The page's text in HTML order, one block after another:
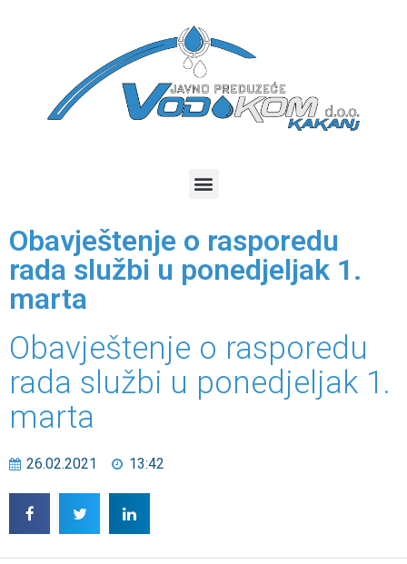
Obavještenje o rasporedu
rada službi u ponedjeljak 1.
marta
Obavještenje o rasporedu
rada službi u ponedjeljak 1.
marta
26.02.2021 13:42